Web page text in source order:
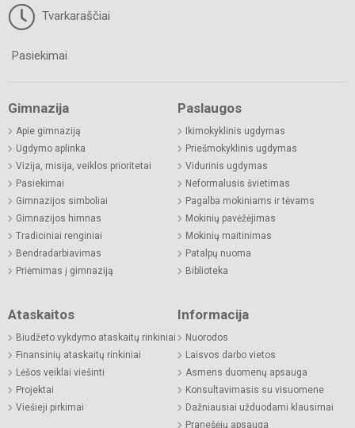
Tvarkaraščiai
Pasiekimai
Gimnazija
Apie gimnaziją
Ugdymo aplinka
Vizija, misija, veiklos prioritetai
Pasiekimai
Gimnazijos simboliai
Gimnazijos himnas
Tradiciniai renginiai
Bendradarbiavimas
Priėmimas į gimnaziją
Paslaugos
Ikimokyklinis ugdymas
Priešmokyklinis ugdymas
Vidurinis ugdymas
Neformalusis švietimas
Pagalba mokiniams ir tėvams
Mokinių pavėžėjimas
Mokinių maitinimas
Patalpų nuoma
Biblioteka
Ataskaitos
Biudžeto vykdymo ataskaitų rinkiniai
Finansinių ataskaitų rinkiniai
Lėšos veiklai viešinti
Projektai
Viešieji pirkimai
Informacija
Nuorodos
Laisvos darbo vietos
Asmens duomenų apsauga
Konsultavimasis su visuomene
Dažniausiai užduodami klausimai
Pranešėjų apsauga